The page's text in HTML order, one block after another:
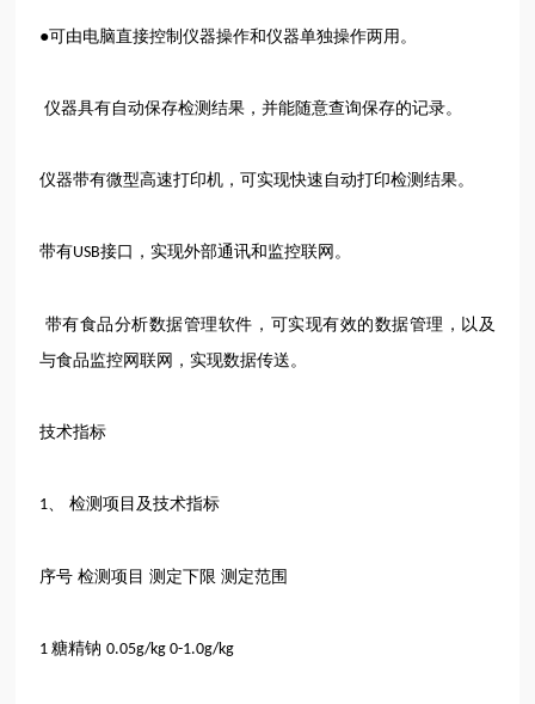
●可由电脑直接控制仪器操作和仪器单独操作两用。
仪器具有自动保存检测结果，并能随意查询保存的记录。
仪器带有微型高速打印机，可实现快速自动打印检测结果。
带有USB接口，实现外部通讯和监控联网。
带有食品分析数据管理软件，可实现有效的数据管理，以及
与食品监控网联网，实现数据传送。
技术指标
1 、 检测项目及技术指标
序号 检测项目 测定下限 测定范围
1糖精钠 0.05g/kg 0-1.0g/kg